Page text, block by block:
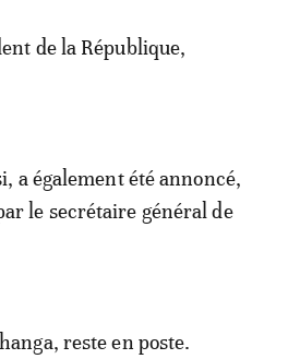
de la République,
a également été annoncé,
le secrétaire général de
reste en poste.